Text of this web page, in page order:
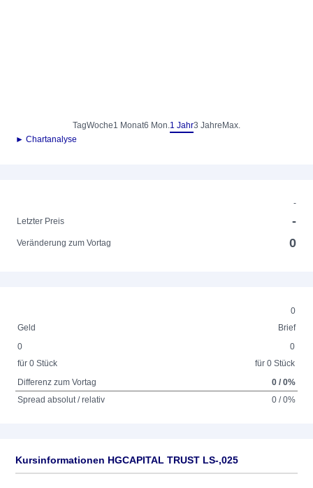
TagWoche1 Monat6 Mon.1 Jahr3 Jahre Max.
► Chartanalyse
-
Letzter Preis
-
Veränderung zum Vortag 0
0
Geld
Brief
0
für 0 Stück
0
für 0 Stück
Differenz zum Vortag
0 / 0%
Spread absolut / relativ
0 / 0%
Kursinformationen HGCAPITAL TRUST LS-,025